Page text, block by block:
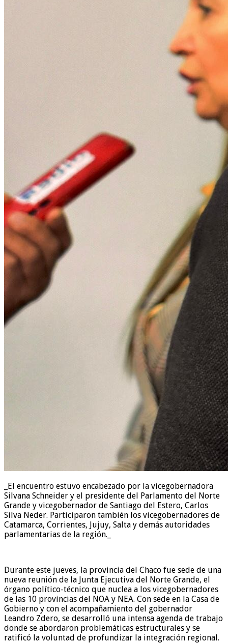
_El encuentro estuvo encabezado por la vicegobernadora
Silvana Schneider y el presidente del Parlamento del Norte
Grande y vicegobernador de Santiago del Estero, Carlos
Silva Neder. Participaron también los vicegobernadores de
Catamarca, Corrientes, Jujuy, Salta y demás autoridades
parlamentarias de la región._
Durante este jueves, la provincia del Chaco fue sede de una
nueva reunión de la Junta Ejecutiva del Norte Grande, el
órgano político-técnico que nuclea a los vicegobernadores
de las 10 provincias del NOA y NEA. Con sede en la Casa de
Gobierno y con el acompañamiento del gobernador
Leandro Zdero, se desarrolló una intensa agenda de trabajo
donde se abordaron problemáticas estructurales y se
ratificó la voluntad de profundizar la integración regional.